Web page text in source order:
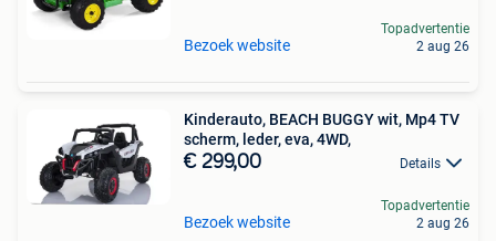
Bezoek website
Topadvertentie
2 aug 26
Kinderauto, BEACH BUGGY wit, Mp4 TV
scherm, leder, eva, 4WD,
€ 299,00 Details
Bezoek website
Topadvertentie
2 aug 26